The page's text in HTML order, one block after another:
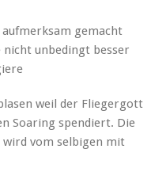
aufmerksam gemacht
nicht unbedingt besser
weil der Fliegergott
Soaring spendiert. Die
vom selbigen mit